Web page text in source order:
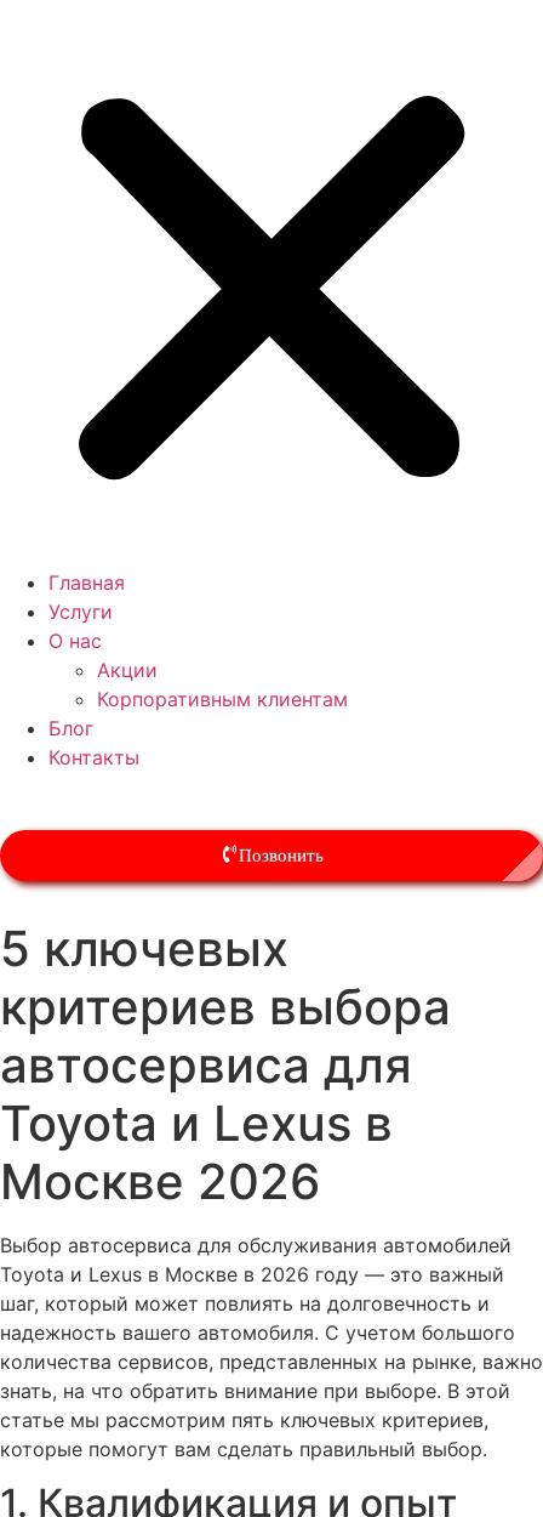
Главная
Услуги
О нас
Акции
Корпоративным клиентам
Блог
Контакты
Позвонить
5 ключевых
критериев выбора
автосервиса для
Toyota и Lexus в
Москве 2026
Выбор автосервиса для обслуживания автомобилей
Toyota и Lexus в Москве в 2026 году — это важный
шаг, который может повлиять на долговечность и
надежность вашего автомобиля. С учетом большого
количества сервисов, представленных на рынке, важно
знать, на что обратить внимание при выборе. В этой
статье мы рассмотрим пять ключевых критериев,
которые помогут вам сделать правильный выбор.
1. Квалификация и опыт